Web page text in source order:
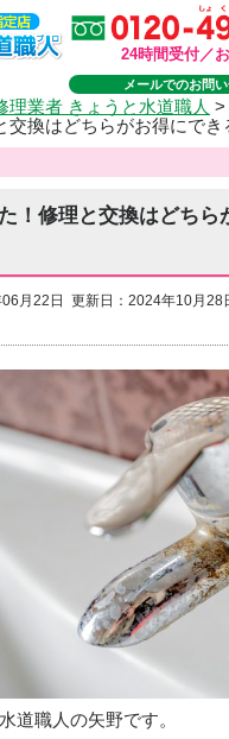
24時間受付／
メールでのお問
理業者 きょうと水道職人 >
交換はどちらがお得にでき
！修理と交換はどちら
月22日 更新日：2024年10月28
道職人の矢野です。